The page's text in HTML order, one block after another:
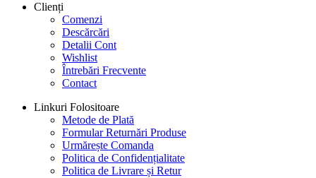
Clienți
Comenzi
Descărcări
Detalii Cont
Wishlist
Întrebări Frecvente
Contact
Linkuri Folositoare
Metode de Plată
Formular Returnări Produse
Urmărește Comanda
Politica de Confidențialitate
Politica de Livrare și Retur